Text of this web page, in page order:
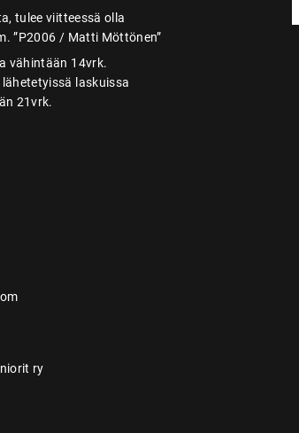
tulee viitteessä olla
”P2006 / Matti Möttönen”
vähintään 14vrk.
laskuissa
21vrk.
ry